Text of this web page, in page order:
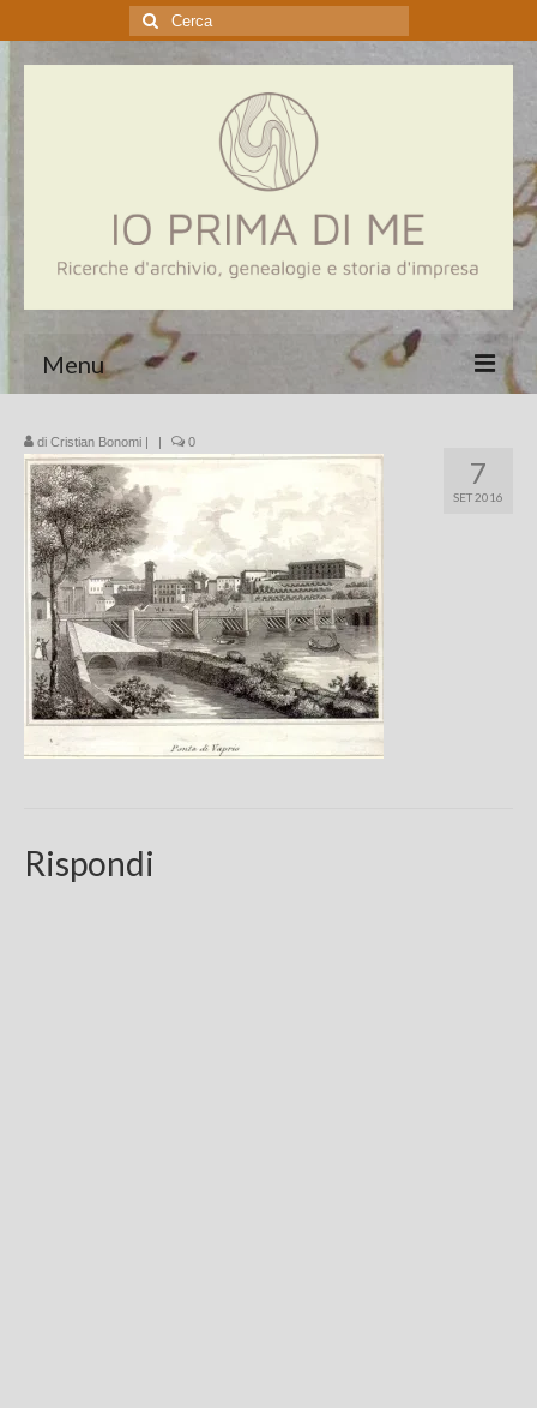
Cerca:
Menu
Genealogia
Aziende
Chi sono
FAQ
Contatti
7
SET 2016
di Cristian Bonomi | | 0
Rispondi